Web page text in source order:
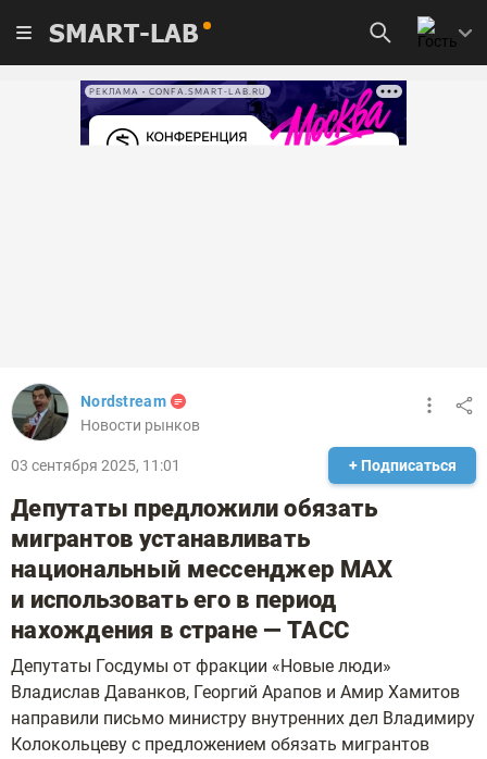
SMART-LAB
РЕКЛАМА • CONFA.SMART-LAB.RU
Nordstream
Новости рынков
03 сентября 2025, 11:01 + Подписаться
Депутаты предложили обязать
мигрантов устанавливать
национальный мессенджер МАХ
и использовать его в период
нахождения в стране — ТАСС
Депутаты Госдумы от фракции «Новые люди»
Владислав Даванков, Георгий Арапов и Амир Хамитов
направили письмо министру внутренних дел Владимиру
Колокольцеву с предложением обязать мигрантов